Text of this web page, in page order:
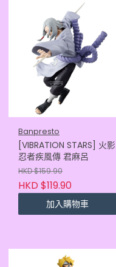
Banpresto
[VIBRATION STARS] 火影
忍者疾風傳 君麻呂
HKD $159.90
HKD $119.90
加入購物車